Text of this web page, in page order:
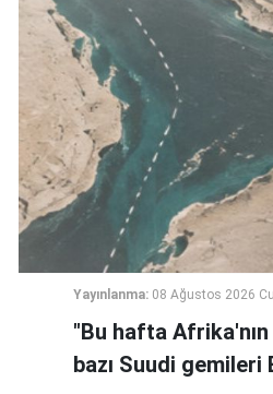
Yayınlanma: 08 Ağustos 2026
"Bu hafta
bazı Suudi